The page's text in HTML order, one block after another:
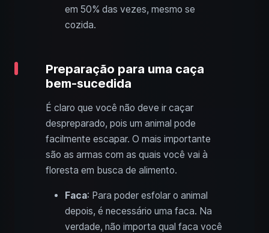
em 50% das vezes, mesmo se
cozida.
Preparação para uma caça
bem-sucedida
É claro que você não deve ir caçar
despreparado, pois um animal pode
facilmente escapar. O mais importante
são as armas com as quais você vai à
floresta em busca de alimento.
Faca: Para poder esfolar o animal
depois, é necessário uma faca. Na
verdade, não importa qual faca você